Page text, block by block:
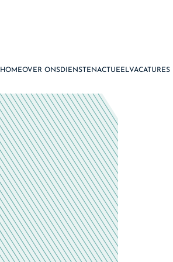
HOMEOVER ONSDIENSTENACTUEELVACATURES